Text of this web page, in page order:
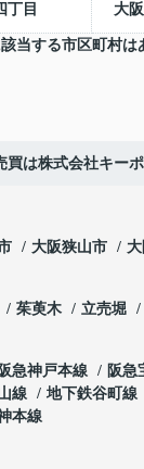
丁目 大
当する市区町村は
は株式会社キー
大阪狭山市
茱萸木 立売堀
阪急神戸本線 阪急
線 地下鉄谷町線
本線